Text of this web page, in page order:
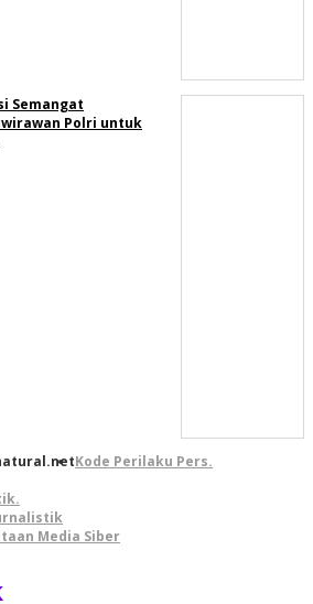
Semangat
Polri untuk
Kode Perilaku Pers.
Media Siber